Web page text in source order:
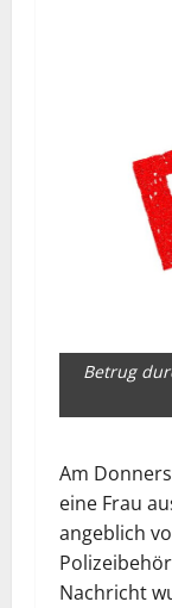
Betrug
Am
eine Frau
angeblich
Nachricht